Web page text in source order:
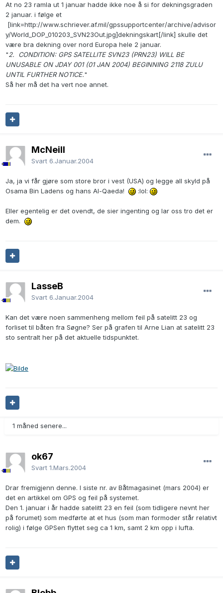
At no 23 ramla ut 1 januar hadde ikke noe å si for dekningsgraden
2 januar. i følge et
[link=http://www.schriever.af.mil/gpssupportcenter/archive/advisor
y/World_DOP_010203_SVN23Out.jpg]dekningskart[/link] skulle det
være bra dekning over nord Europa hele 2 januar.
"2. CONDITION: GPS SATELLITE SVN23 (PRN23) WILL BE
UNUSABLE ON JDAY 001 (01 JAN 2004) BEGINNING 2118 ZULU
UNTIL FURTHER NOTICE."
Så her må det ha vert noe annet.
McNeill
Svart 6.Januar.2004
Ja, ja vi får gjøre som store bror i vest (USA) og legge all skyld på
Osama Bin Ladens og hans Al-Qaeda!
:lol:
Eller egentelig er det ovendt, de sier ingenting og lar oss tro det er
dem.
LasseB
Svart 6.Januar.2004
Kan det være noen sammenheng mellom feil på satelitt 23 og
forliset til båten fra Søgne? Ser på grafen til Arne Lian at satelitt 23
sto sentralt her på det aktuelle tidspunktet.
1 måned senere...
ok67
Svart 1.Mars.2004
Drar fremigjenn denne. I siste nr. av Båtmagasinet (mars 2004) er
det en artikkel om GPS og feil på systemet.
Den 1. januar i år hadde satelitt 23 en feil (som tidligere nevnt her
på forumet) som medførte at et hus (som man formoder står relativt
rolig) i følge GPSen flyttet seg ca 1 km, samt 2 km opp i lufta.